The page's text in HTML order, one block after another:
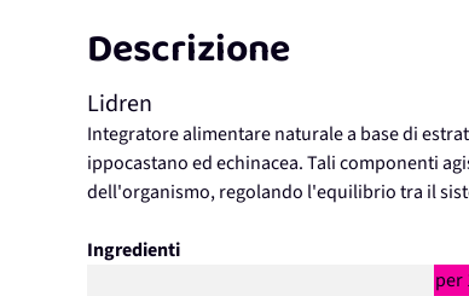
Descrizione
Lidren
Integratore alimentare naturale a base di
ippocastano ed echinacea. Tali componenti
dell'organismo, regolando l'equilibrio tra il
Ingredienti
per